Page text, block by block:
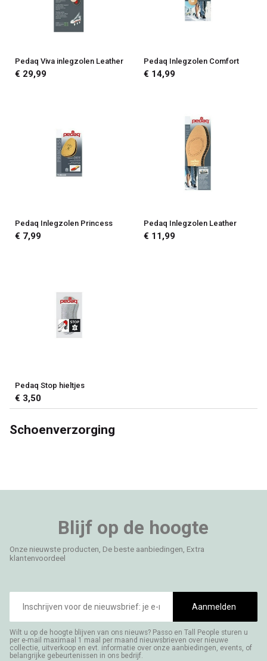
Pedaq Viva inlegzolen Leather
€ 29,99
Pedaq Inlegzolen Comfort
€ 14,99
Pedaq Inlegzolen Princess
€ 7,99
Pedaq Inlegzolen Leather
€ 11,99
Pedaq Stop hieltjes
€ 3,50
Schoenverzorging
Blijf op de hoogte
Onze nieuwste producten, De beste aanbiedingen, Extra
klantenvoordeel
mailadres
Aanmelden
Wilt u op de hoogte blijven van ons nieuws? Passo en Tall People sturen u
per e-mail maximaal 1 maal per maand nieuwsbrieven over nieuwe
collectie, uitverkoop en evt. informatie over onze aanbiedingen, events, of
belangrijke gebeurtenissen in ons bedrijf.